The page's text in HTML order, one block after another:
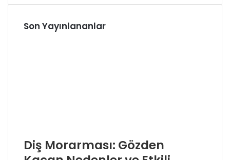
Son Yayınlananlar
Diş Morarması: Gözden